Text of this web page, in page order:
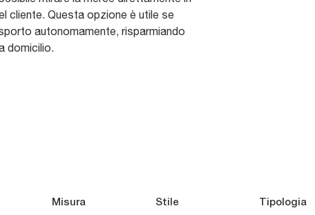
cliente. Questa opzione è utile se
autonomamente, risparmiando
domicilio.
Misura Stile Tipologia